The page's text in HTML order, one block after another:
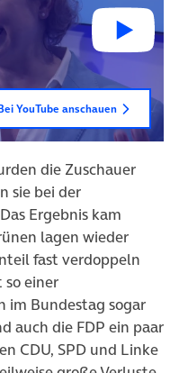
YouTube anschauen
die Zuschauer
sie bei der
Ergebnis kam
lagen wieder
fast verdoppeln
einer
im Bundestag sogar
auch die FDP ein paar
CDU, SPD und Linke